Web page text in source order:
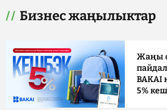
Бизнес жаңылыктар
Жаңы
BAKAI
5%